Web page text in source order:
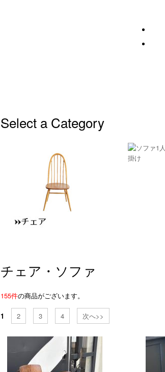
Select a Category
チェア・ソファ
155件の商品がございます。
1 2 3 4 次へ>>